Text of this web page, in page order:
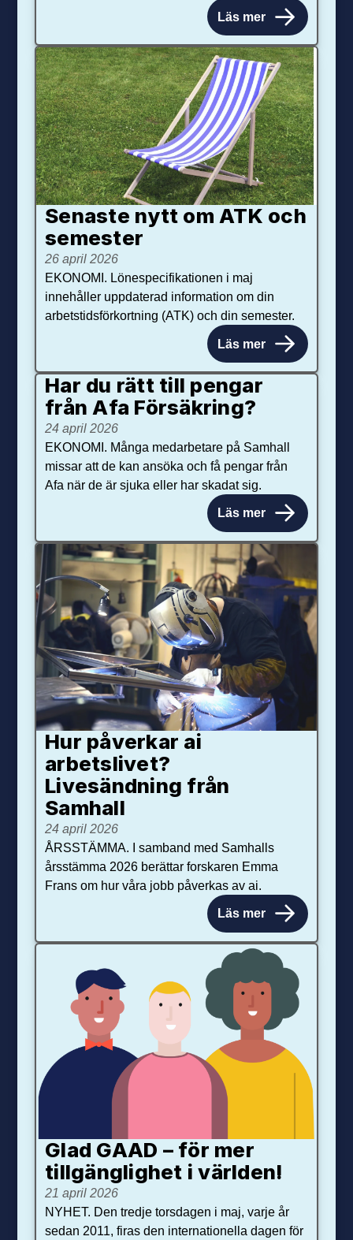
Läs mer
Senaste nytt om ATK och
se­mester
26 april 2026
EKONOMI. Lönespecifikationen i maj
innehåller uppdaterad information om din
arbetstidsförkortning (ATK) och din semester.
Läs mer
Har du rätt till pengar
från Afa Försäkring?
24 april 2026
EKONOMI. Många medarbetare på Samhall
missar att de kan ansöka och få pengar från
Afa när de är sjuka eller har skadat sig.
Läs mer
Hur påverkar ai
arbetslivet?
Livesändning från
Samhall
24 april 2026
ÅRSSTÄMMA. I samband med Samhalls
årsstämma 2026 berättar forskaren Emma
Frans om hur våra jobb påverkas av ai.
Läs mer
Glad GAAD – för mer
tillgänglighet i världen!
21 april 2026
NYHET. Den tredje torsdagen i maj, varje år
sedan 2011, firas den internationella dagen för